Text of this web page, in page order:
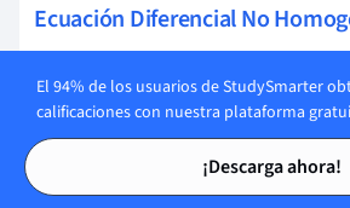
Tarjetas de estudio
Tarjetas de estudio
Ecuación Diferencial No
Límite de una secuencia
Serie aritmética
El 94% de los usuarios de StudySmarter
calificaciones con nuestra plataforma
¡Descarga ahora!